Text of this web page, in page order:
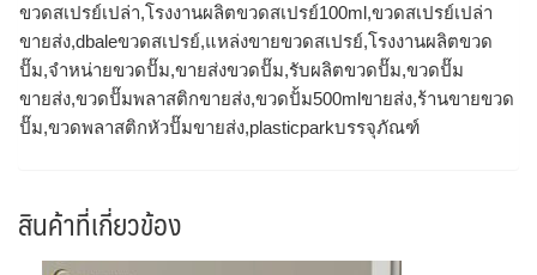
ขวดสเปรย์เปล่า,โรงงานผลิตขวดสเปรย์100ml,ขวดสเปรย์เปล่า
ขายส่ง,dbaleขวดสเปรย์,แหล่งขายขวดสเปรย์,โรงงานผลิตขวด
ปั๊ม,จำหน่ายขวดปั๊ม,ขายส่งขวดปั๊ม,รับผลิตขวดปั๊ม,ขวดปั๊ม
ขายส่ง,ขวดปั๊มพลาสติกขายส่ง,ขวดปั้ม500mlขายส่ง,ร้านขายขวด
ปั๊ม,ขวดพลาสติกหัวปั๊มขายส่ง,plasticparkบรรจุภัณฑ์
สินค้าที่เกี่ยวข้อง